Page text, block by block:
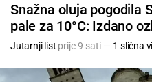
Snažna oluja pogodila
pale za 10°C: Izdano
Jutarnji list prije 9 sati — 1 slična